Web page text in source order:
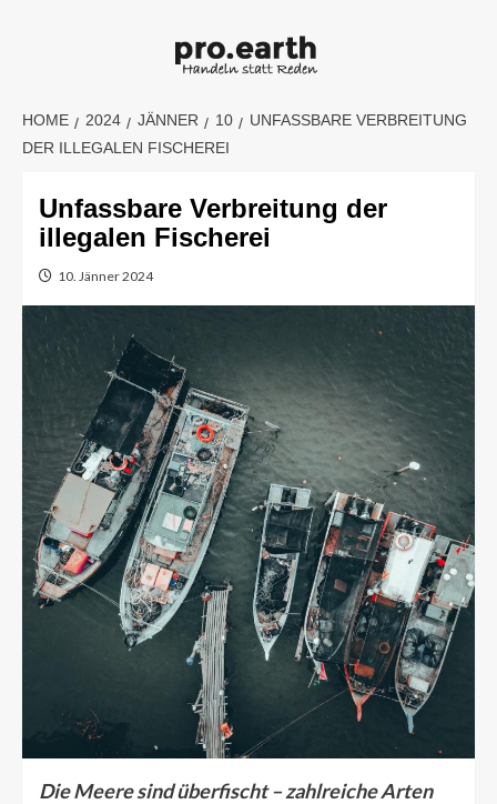
HOME 2024 JÄNNER 10
UNFASSBARE VERBREITUNG
DER ILLEGALEN FISCHEREI
Unfassbare Verbreitung der
illegalen Fischerei
10. Jänner 2024
Die Meere sind überfischt – zahlreiche Arten